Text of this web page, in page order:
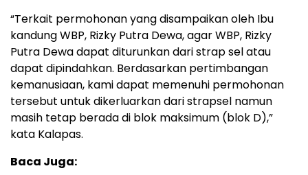
“Terkait permohonan yang disampaikan oleh Ibu
kandung WBP, Rizky Putra Dewa, agar WBP, Rizky
Putra Dewa dapat diturunkan dari strap sel atau
dapat dipindahkan. Berdasarkan pertimbangan
kemanusiaan, kami dapat memenuhi permohonan
tersebut untuk dikerluarkan dari strapsel namun
masih tetap berada di blok maksimum (blok D),”
kata Kalapas.
Baca Juga: